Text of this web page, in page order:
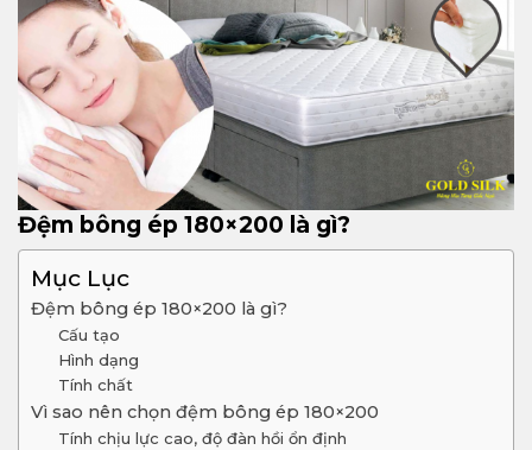
Đệm bông ép 180×200 là gì?
Mục Lục
Đệm bông ép 180×200 là gì?
Cấu tạo
Hình dạng
Tính chất
Vì sao nên chọn đệm bông ép 180×200
Tính chịu lực cao, độ đàn hồi ổn định